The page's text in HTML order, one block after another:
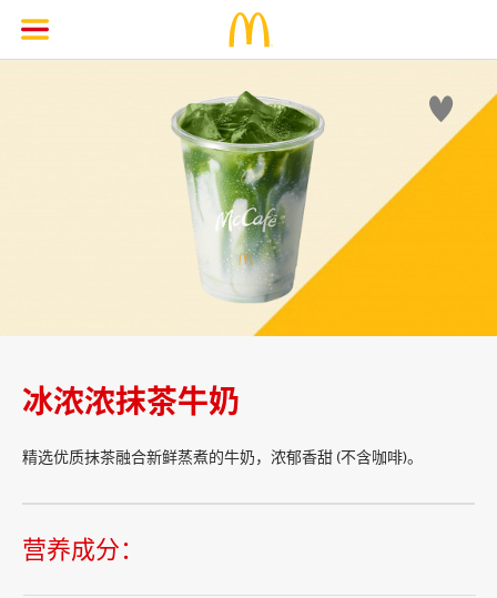

冰浓浓抹茶牛奶
精选优质抹茶融合新鲜蒸煮的牛奶，浓郁香甜 (不含咖啡)。
营养成分：